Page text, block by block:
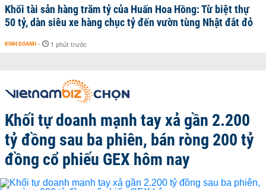
Khối tài sản hàng trăm tỷ của Huấn Hoa Hồng: Từ biệt thự
50 tỷ, dàn siêu xe hàng chục tỷ đến vườn tùng Nhật đắt đỏ
KINH DOANH - 1 phút trước
Khối tự doanh mạnh tay xả gần 2.200
tỷ đồng sau ba phiên, bán ròng 200 tỷ
đồng cổ phiếu GEX hôm nay